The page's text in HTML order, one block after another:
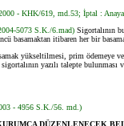
- KHK/619, md.53; İptal :
5073 S.K./6.mad) Sigortalının
basamaktan itibaren her bir
yükseltilmesi, prim ödemeye ve
yazılı talepte
- 4956 S.K./56. md.)
DÜZENLENECEK